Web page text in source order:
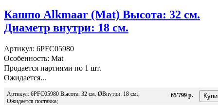
Кашпо Alkmaar (Mat) Высота: 32 см.
Диаметр внутри: 18 см.
Артикул: 6PFC05980
Особенность: Mat
Продается партиями по 1 шт.
Ожидается...
Артикул: 6PFC05980 Высота: 32 см. ØВнутри: 18 см.;
Ожидается поставка;
65'799 р.